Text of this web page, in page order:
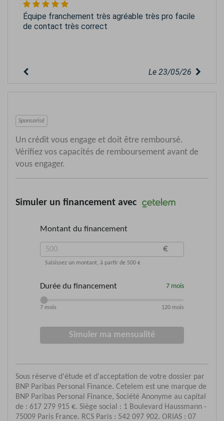
Équipe franchement très agréable très pro facile
de contact très correct
Le 23/05/26